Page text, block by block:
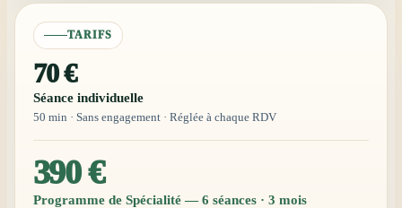
TARIFS
70 €
Séance individuelle
50 min · Sans engagement · Réglée à chaque RDV
390 €
Programme de Spécialité — 6 séances · 3 mois